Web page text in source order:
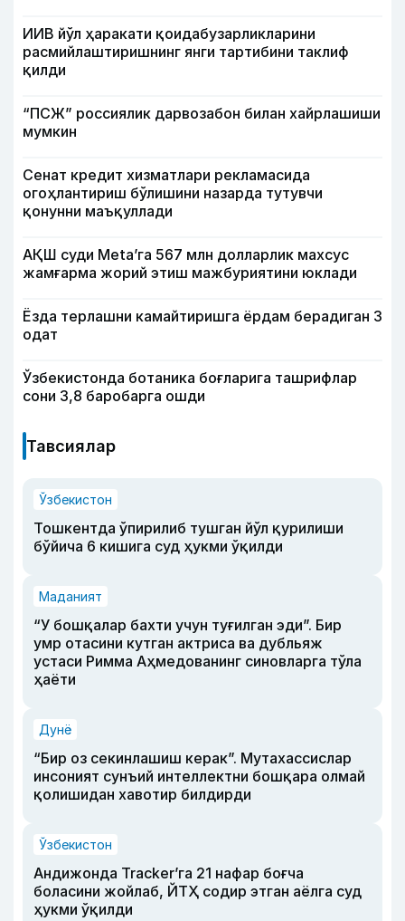
ИИВ йўл ҳаракати қоидабузарликларини
расмийлаштиришнинг янги тартибини таклиф
қилди
“ПСЖ” россиялик дарвозабон билан хайрлашиши
мумкин
Сенат кредит хизматлари рекламасида
огоҳлантириш бўлишини назарда тутувчи
қонунни маъқуллади
АҚШ суди Meta’га 567 млн долларлик махсус
жамғарма жорий этиш мажбуриятини юклади
Ёзда терлашни камайтиришга ёрдам берадиган 3
одат
Ўзбекистонда ботаника боғларига ташрифлар
сони 3,8 баробарга ошди
Тавсиялар
Ўзбекистон
Тошкентда ўпирилиб тушган йўл қурилиши
бўйича 6 кишига суд ҳукми ўқилди
Маданият
“У бошқалар бахти учун туғилган эди”. Бир
умр отасини кутган актриса ва дубльяж
устаси Римма Аҳмедованинг синовларга тўла
ҳаёти
Дунё
“Бир оз секинлашиш керак”. Мутахассислар
инсоният сунъий интеллектни бошқара олмай
қолишидан хавотир билдирди
Ўзбекистон
Андижонда Tracker’га 21 нафар боғча
боласини жойлаб, ЙТҲ содир этган аёлга суд
ҳукми ўқилди